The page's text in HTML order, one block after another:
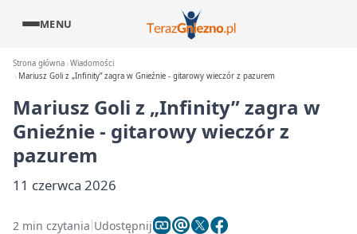
MENU
Strona główna Wiadomości
Mariusz Goli z „Infinity” zagra w Gnieźnie - gitarowy wieczór z pazurem
Mariusz Goli z „Infinity” zagra w
Gnieźnie - gitarowy wieczór z
pazurem
11 czerwca 2026
2 min czytania Udostępnij